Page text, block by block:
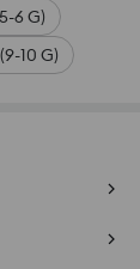
6 G)
10 G)